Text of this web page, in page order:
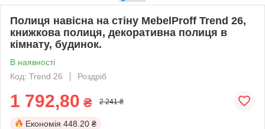
Полиця навісна на стіну MebelProff Trend 26,
книжкова полиця, декоративна полиця в
кімнату, будинок.
В наявності
Код: Trend 26
Роздріб
1 792,80 ₴ 2 241 ₴
Економія 448.20 ₴